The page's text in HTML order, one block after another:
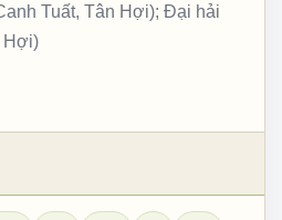
Tuất, Tân Hợi); Đại hải
Hợi)